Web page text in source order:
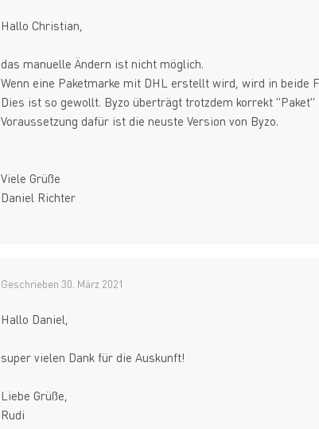
Hallo Christian,
das manuelle Ändern ist nicht möglich.
Wenn eine Paketmarke mit DHL erstellt wird, wird in beide
Dies ist so gewollt. Byzo überträgt trotzdem korrekt "Paket"
Voraussetzung dafür ist die neuste Version von Byzo.
Viele Grüße
Daniel Richter
Geschrieben 30. März 2021
Hallo Daniel,
super vielen Dank für die Auskunft!
Liebe Grüße,
Rudi